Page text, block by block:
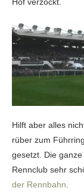
Hilft aber alles
rüber zum
gesetzt. Die
Rennclub sehr
der Rennbahn.